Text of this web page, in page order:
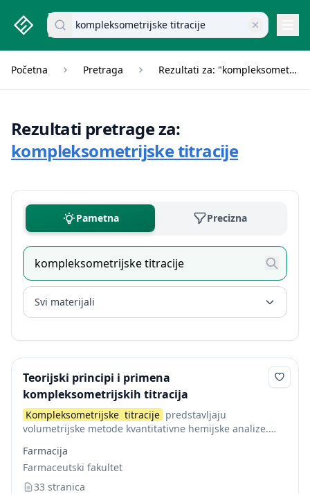
studenti.rs home page
Pretraži dokumente
Početna Pretraga Rezultati za: "kompleksometrijske titracije"
Rezultati pretrage za:
kompleksometrijske titracije
Pametna Precizna
Svi materijali
Teorijski principi i primena
kompleksometrijskih titracija
Kompleksometrijske titracije predstavljaju
volumetrijske metode kvantitativne hemijske analize.
tačnosti i ekonomičnosti. Omogućavaju brzo, tačno i
jednostavno određivanje gotovo svakog metalnog jona.
Određivanje metalnih...
Farmacija
Farmaceutski fakultet
33 stranica